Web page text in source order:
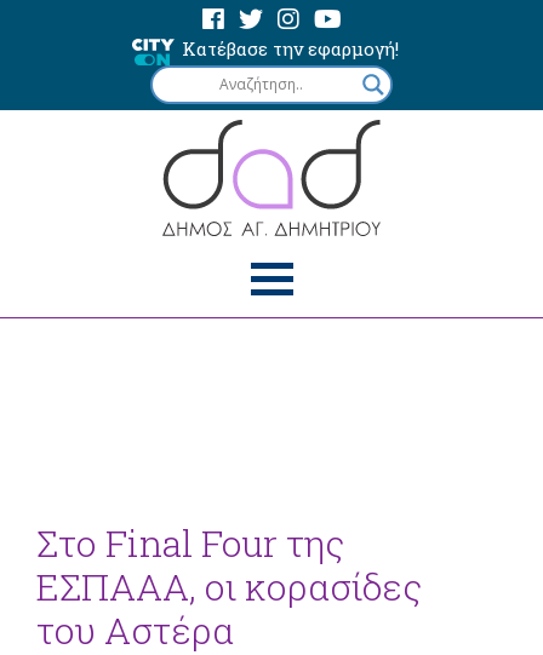
Κατέβασε την εφαρμογή!
Στο Final Four της
ΕΣΠΑΑΑ, οι κορασίδες
του Αστέρα